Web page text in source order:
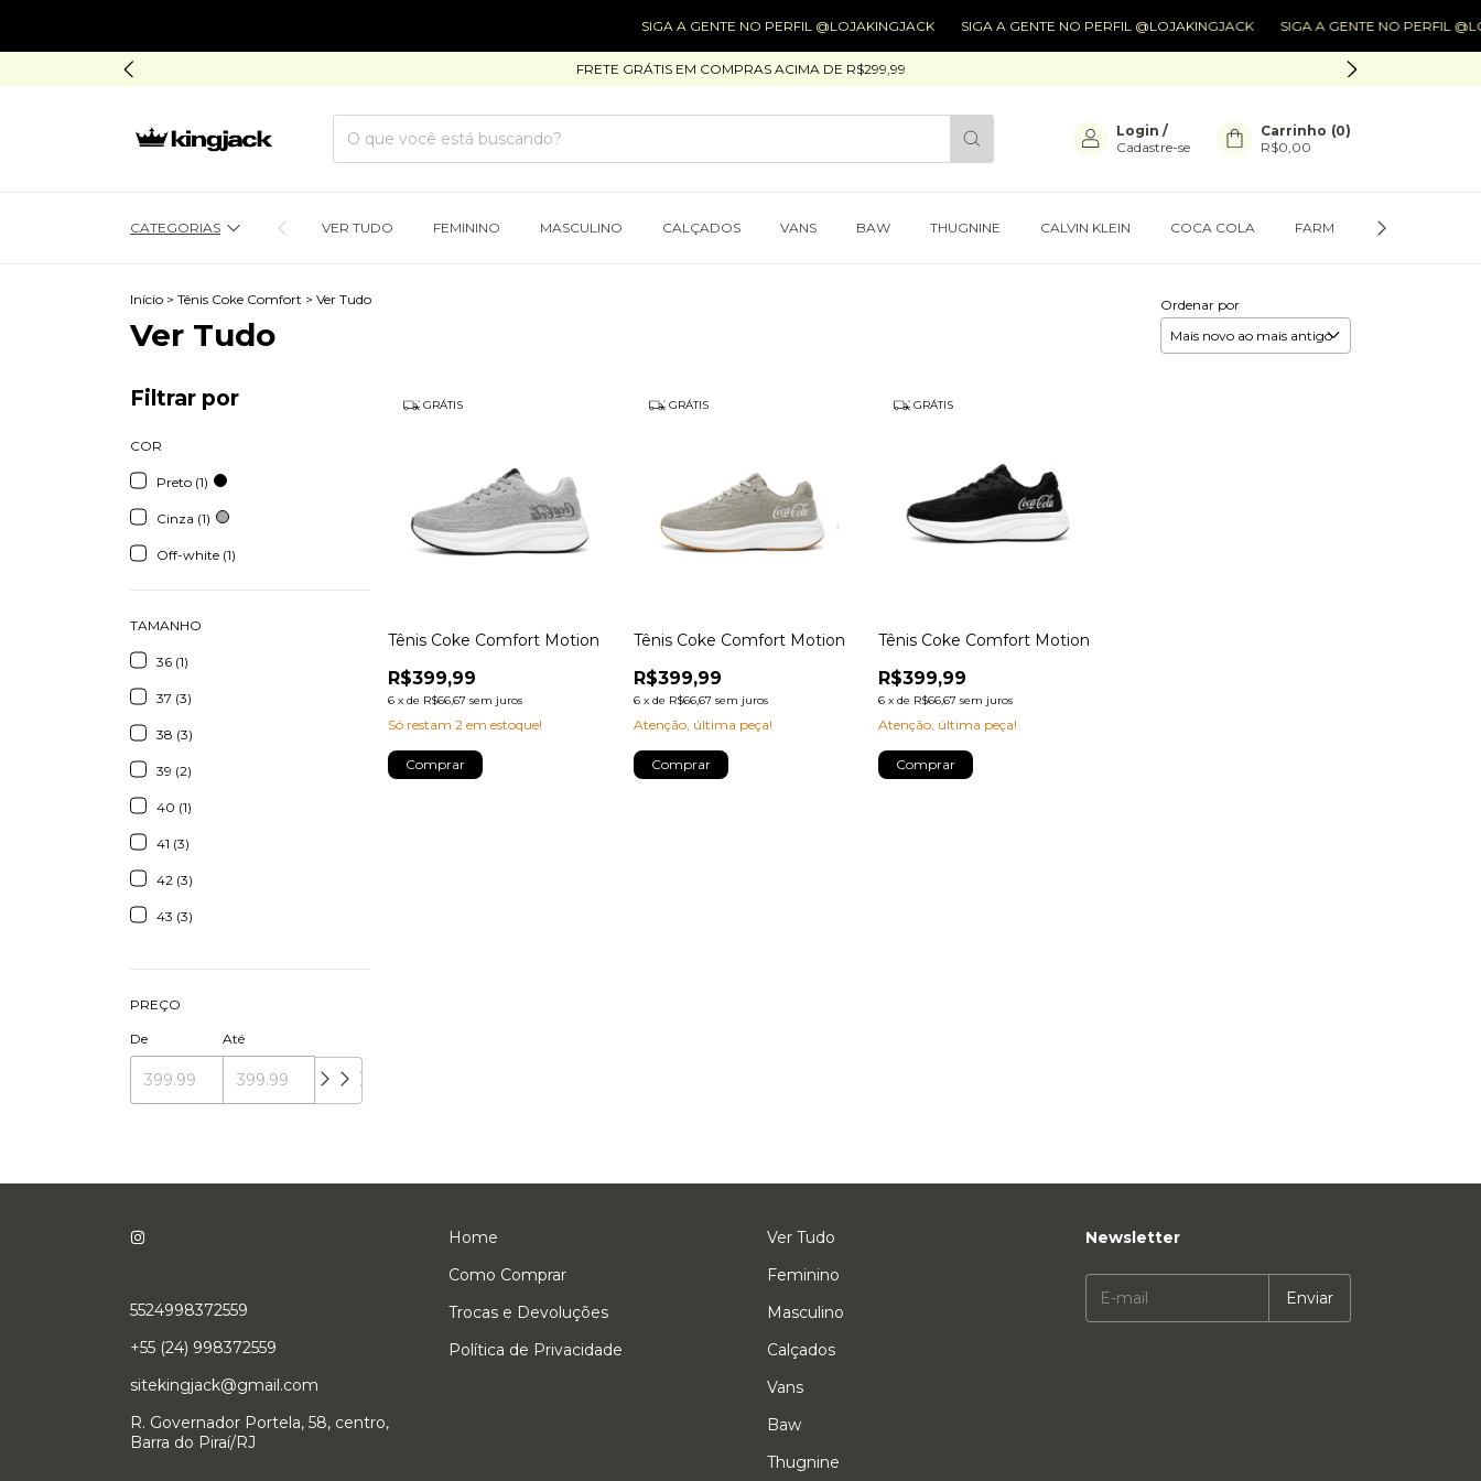
SIGA A GENTE NO PERFIL @LOJAKINGJACK SIGA A GENTE NO PERFIL @LOJAKINGJACK SIGA A GENTE NO PERFIL
FRETE GRÁTIS EM COMPRAS ACIMA DE R$299,99
Login /
Cadastre-se
Carrinho (0)
R$0,00
CATEGORIAS VER TUDO FEMININO MASCULINO CALÇADOS VANS BAW THUGNINE CALVIN KLEIN COCA COLA FARM PRESENTES
Início > Tênis Coke Comfort > Ver Tudo
Ver Tudo
Ordenar por
Filtrar por
COR
Preto (1)
Cinza (1)
Off-white (1)
TAMANHO
36 (1)
37 (3)
38 (3)
39 (2)
40 (1)
41 (3)
42 (3)
43 (3)
PREÇO
De Até
GRÁTIS
Tênis Coke Comfort Motion
R$399,99
6 xde R$66,67 sem juros
Só restam2 em estoque!
Comprar
GRÁTIS
Tênis Coke Comfort Motion
R$399,99
6 x de R$66,67 sem juros
Atenção, última peça!
Comprar
GRÁTIS
Tênis Coke Comfort Motion
R$399,99
6 xde R$66,67 sem juros
Atenção, última peça!
Comprar
5524998372559
+55 (24) 998372559
sitekingjack@gmail.com
R. Governador Portela, 58, centro,
Barra do Piraí/RJ
Home
Como Comprar
Trocas e Devoluções
Política de Privacidade
Ver Tudo
Feminino
Masculino
Calçados
Vans
Baw
Thugnine
Newsletter